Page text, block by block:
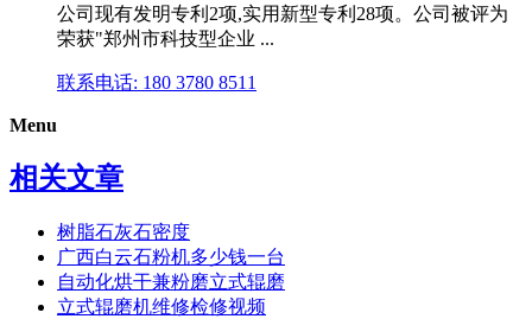
公司现有发明专利2项,实用新型专利28项。公司被评为
荣获"郑州市科技型企业 ...
联系电话: 180 3780 8511
Menu
相关文章
树脂石灰石密度
广西白云石粉机多少钱一台
自动化烘干兼粉磨立式辊磨
立式辊磨机维修检修视频